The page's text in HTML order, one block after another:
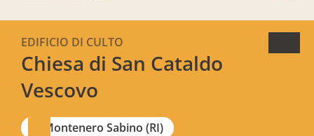
Chiesa di San Cataldo
Vescovo
EDIFICIO DI CULTO
Montenero Sabino (RI)